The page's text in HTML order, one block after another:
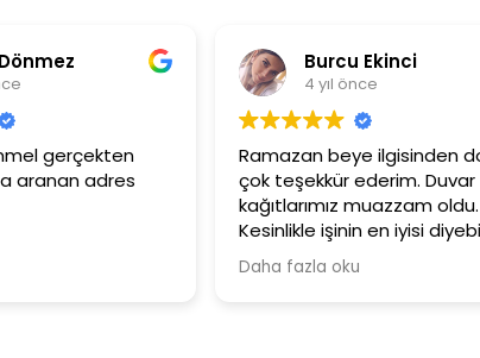
Burcu Ekinci
4 yıl önce
Ramazan beye ilgisinden dolayı
çok teşekkür ederim. Duvar
kağıtlarımız muazzam oldu.
Kesinlikle işinin en iyisi diyebilirim.
Şiddetle tavsiye ediyorum.